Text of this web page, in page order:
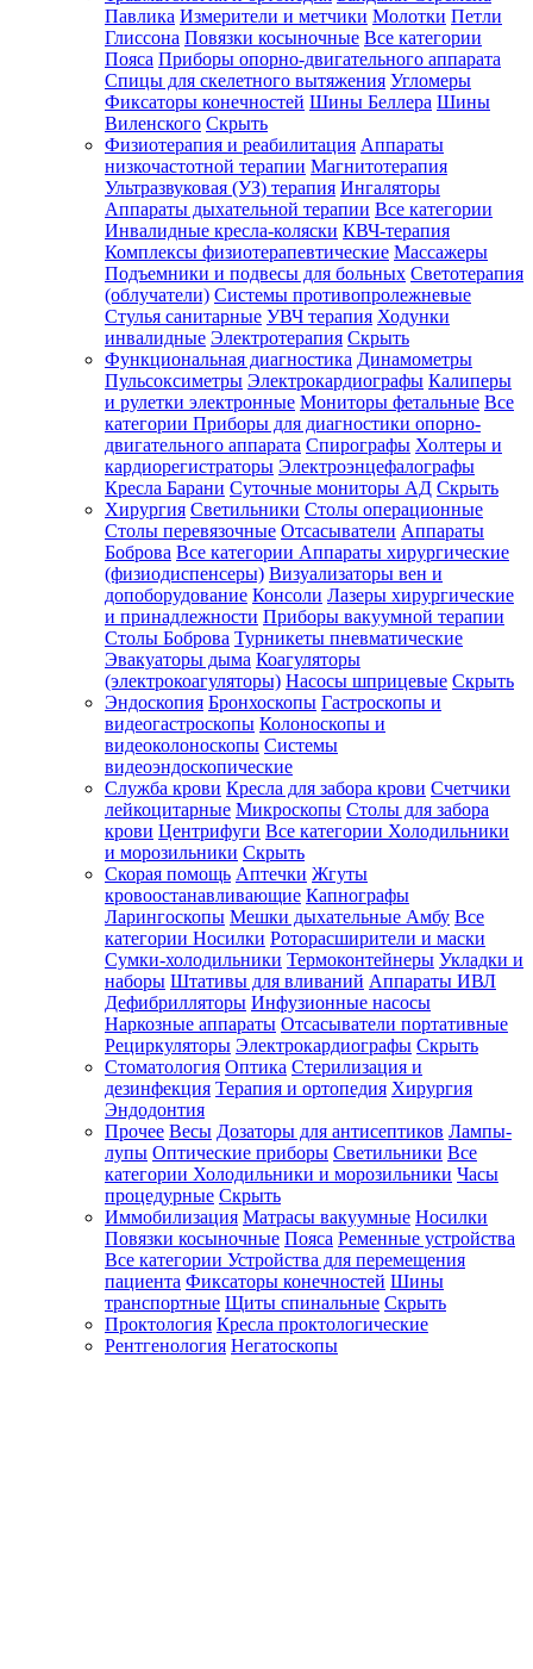
Павлика Измерители и метчики Молотки Петли
Глиссона Повязки косыночные Все категории
Пояса Приборы опорно-двигательного аппарата
Спицы для скелетного вытяжения Угломеры
Фиксаторы конечностей Шины Беллера Шины
Виленского Скрыть
Физиотерапия и реабилитация Аппараты
низкочастотной терапии Магнитотерапия
Ультразвуковая (УЗ) терапия Ингаляторы
Аппараты дыхательной терапии Все категории
Инвалидные кресла-коляски КВЧ-терапия
Комплексы физиотерапевтические Массажеры
Подъемники и подвесы для больных Светотерапия
(облучатели) Системы противопролежневые
Стулья санитарные УВЧ терапия Ходунки
инвалидные Электротерапия Скрыть
Функциональная диагностика Динамометры
Пульсоксиметры Электрокардиографы Калиперы
и рулетки электронные Мониторы фетальные Все
категории Приборы для диагностики опорно-
двигательного аппарата Спирографы Холтеры и
кардиорегистраторы Электроэнцефалографы
Кресла Барани Суточные мониторы АД Скрыть
Хирургия Светильники Столы операционные
Столы перевязочные Отсасыватели Аппараты
Боброва Все категории Аппараты хирургические
(физиодиспенсеры) Визуализаторы вен и
допоборудование Консоли Лазеры хирургические
и принадлежности Приборы вакуумной терапии
Столы Боброва Турникеты пневматические
Эвакуаторы дыма Коагуляторы
(электрокоагуляторы) Насосы шприцевые Скрыть
Эндоскопия Бронхоскопы Гастроскопы и
видеогастроскопы Колоноскопы и
видеоколоноскопы Системы
видеоэндоскопические
Служба крови Кресла для забора крови Счетчики
лейкоцитарные Микроскопы Столы для забора
крови Центрифуги Все категории Холодильники
и морозильники Скрыть
Скорая помощь Аптечки Жгуты
кровоостанавливающие Капнографы
Ларингоскопы Мешки дыхательные Амбу Все
категории Носилки Роторасширители и маски
Сумки-холодильники Термоконтейнеры Укладки и
наборы Штативы для вливаний Аппараты ИВЛ
Дефибрилляторы Инфузионные насосы
Наркозные аппараты Отсасыватели портативные
Рециркуляторы Электрокардиографы Скрыть
Стоматология Оптика Стерилизация и
дезинфекция Терапия и ортопедия Хирургия
Эндодонтия
Прочее Весы Дозаторы для антисептиков Лампы-
лупы Оптические приборы Светильники Все
категории Холодильники и морозильники Часы
процедурные Скрыть
Иммобилизация Матрасы вакуумные Носилки
Повязки косыночные Пояса Ременные устройства
Все категории Устройства для перемещения
пациента Фиксаторы конечностей Шины
транспортные Щиты спинальные Скрыть
Проктология Кресла проктологические
Рентгенология Негатоскопы